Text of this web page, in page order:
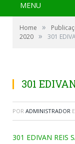
MENU
Home »
2020 » 301
301
POR ADMINISTRADOR
301 EDIVAN REIS